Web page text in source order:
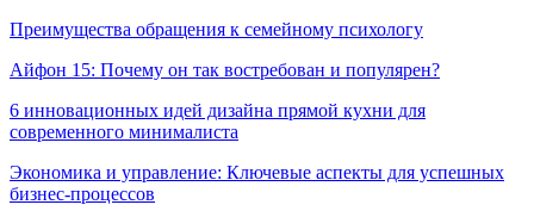
Преимущества обращения к семейному психологу
Айфон 15: Почему он так востребован и популярен?
6 инновационных идей дизайна прямой кухни для
современного минималиста
Экономика и управление: Ключевые аспекты для успешных
бизнес-процессов